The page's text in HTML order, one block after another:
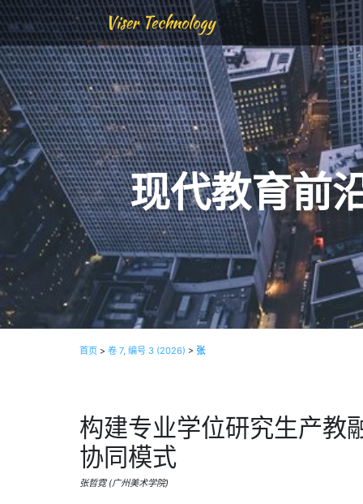
Viser Technology
现代教育前
首页 > 卷 7, 编号 3 (2026) > 张
构建专业学位研究生产教
协同模式
张哲霓 (广州美术学院)